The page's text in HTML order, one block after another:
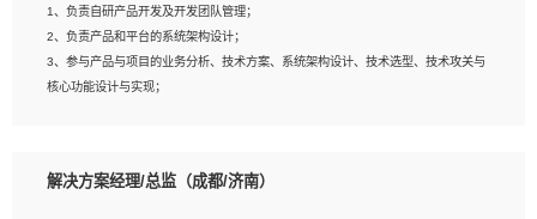
4、熟悉Golang、连接池、消息队列等组件使用、熟悉后端开发、测试、调试流程
跟工具使用；
5、对技术有激情，喜欢钻研，能快速接受和掌握新技术，学习能力和工作责任心
强，良好的沟通表达能力和团队协作能力。
1、负责自研产品开发及开发团队管理；
2、负责产品和平台的系统架构设计；
3、参与产品与项目的业务分析、技术方案、系统架构设计、技术选型、技术攻关与
核心功能设计与实现；
解决方案经理/总监（成都/济南）